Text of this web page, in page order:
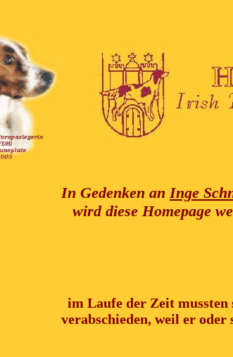
In Gedenken anInge
wird diese Homepage
im Laufe der Zeit
verabschieden, weil er oder